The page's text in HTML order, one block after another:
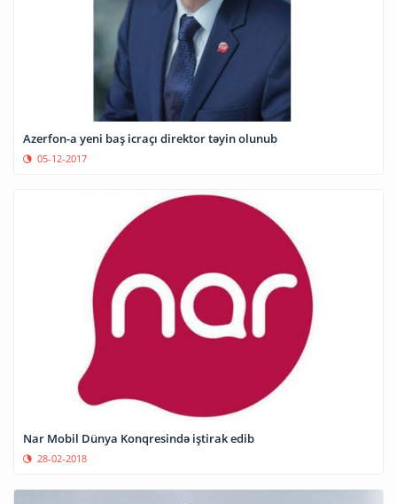
Azerfon-a​ yeni baş icraçı direktor təyin olunub
05-12-2017
Nar Mobil Dünya Konqresində iştirak edib
28-02-2018